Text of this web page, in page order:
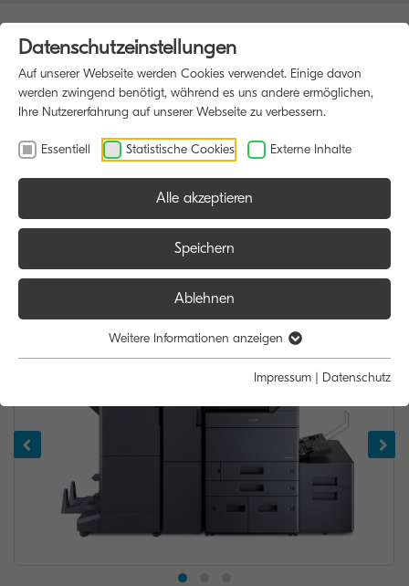
Datenschutzeinstellungen
Auf unserer Webseite werden Cookies verwendet. Einige davon
werden zwingend benötigt, während es uns andere ermöglichen,
Ihre Nutzererfahrung auf unserer Webseite zu verbessern.
Essentiell Statistische Cookies Externe Inhalte
Alle akzeptieren
Speichern
Ablehnen
Weitere Informationen anzeigen
Impressum | Datenschutz